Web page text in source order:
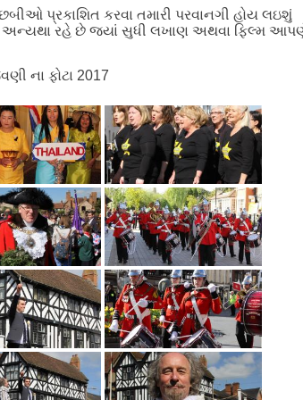
પ્રકાશિત કરવા તમારી પરવાનગી હોય લઇશું
અન્યથા રહે છે જ્યાં સુધી લખાણ અથવા ફિલ્મ
ના ફોટા 2017